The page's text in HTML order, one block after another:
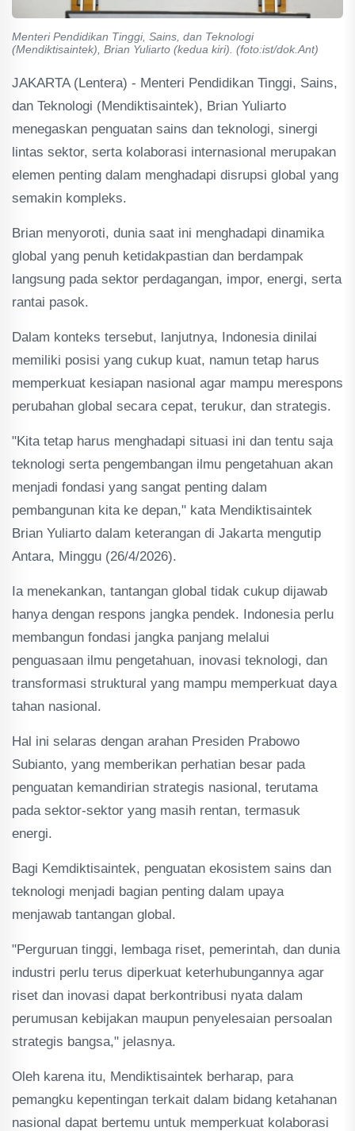
Menteri Pendidikan Tinggi, Sains, dan Teknologi
(Mendiktisaintek), Brian Yuliarto (kedua kiri). (foto:ist/dok.Ant)
JAKARTA (Lentera) - Menteri Pendidikan Tinggi, Sains,
dan Teknologi (Mendiktisaintek), Brian Yuliarto
menegaskan penguatan sains dan teknologi, sinergi
lintas sektor, serta kolaborasi internasional merupakan
elemen penting dalam menghadapi disrupsi global yang
semakin kompleks.
Brian menyoroti, dunia saat ini menghadapi dinamika
global yang penuh ketidakpastian dan berdampak
langsung pada sektor perdagangan, impor, energi, serta
rantai pasok.
Dalam konteks tersebut, lanjutnya, Indonesia dinilai
memiliki posisi yang cukup kuat, namun tetap harus
memperkuat kesiapan nasional agar mampu merespons
perubahan global secara cepat, terukur, dan strategis.
"Kita tetap harus menghadapi situasi ini dan tentu saja
teknologi serta pengembangan ilmu pengetahuan akan
menjadi fondasi yang sangat penting dalam
pembangunan kita ke depan," kata Mendiktisaintek
Brian Yuliarto dalam keterangan di Jakarta mengutip
Antara, Minggu (26/4/2026).
Ia menekankan, tantangan global tidak cukup dijawab
hanya dengan respons jangka pendek. Indonesia perlu
membangun fondasi jangka panjang melalui
penguasaan ilmu pengetahuan, inovasi teknologi, dan
transformasi struktural yang mampu memperkuat daya
tahan nasional.
Hal ini selaras dengan arahan Presiden Prabowo
Subianto, yang memberikan perhatian besar pada
penguatan kemandirian strategis nasional, terutama
pada sektor-sektor yang masih rentan, termasuk
energi.
Bagi Kemdiktisaintek, penguatan ekosistem sains dan
teknologi menjadi bagian penting dalam upaya
menjawab tantangan global.
"Perguruan tinggi, lembaga riset, pemerintah, dan dunia
industri perlu terus diperkuat keterhubungannya agar
riset dan inovasi dapat berkontribusi nyata dalam
perumusan kebijakan maupun penyelesaian persoalan
strategis bangsa," jelasnya.
Oleh karena itu, Mendiktisaintek berharap, para
pemangku kepentingan terkait dalam bidang ketahanan
nasional dapat bertemu untuk memperkuat kolaborasi